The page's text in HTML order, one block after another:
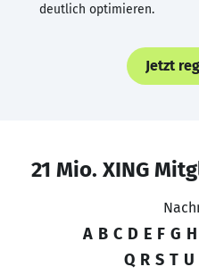
deutlich optimieren.
Jetzt
21 Mio. XING
A B C D E F G H
Q R S T U